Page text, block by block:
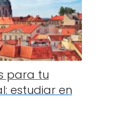
para tu
estudiar en